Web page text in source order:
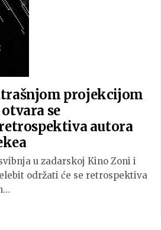
projekcijom
se
autora
u zadarskoj Kino Zoni i
održati će se retrospektiva